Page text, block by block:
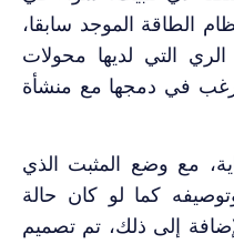
الطاقة الموجد سابقا،
التي لديها محولات
في دمجها مع منشأة
مع وضع المثبت الذي
كما لو كان حالة
إلى ذلك، تم تصميم